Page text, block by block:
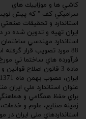
كاشي ها و موزاييك هاي
سراميكي كف " كه پيش
استاندارد و تحقيقات صنعتي
ايران تهيه و تدوين شده
استاندارد مهندسي
فرآورده هاي ساختما ني مورخ
ماده 3 قانون اصلاح
ايران، مصوب بهمن ماه 1371 ، به
عنوان استاندارد ملي ايران
براي حفظ همگامي و
زمينه صنايع، علوم و خدمات،
استانداردهاي ملي ايران